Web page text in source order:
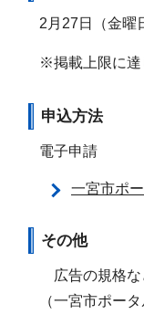
2月27日（金曜
※掲載上限に達
申込方法
電子申請
一宮市ポ
その他
広告の規格な
（一宮市ポー